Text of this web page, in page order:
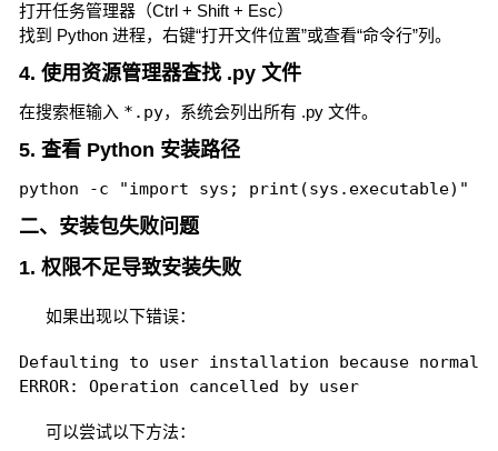
打开任务管理器（Ctrl + Shift + Esc）
找到 Python 进程，右键“打开文件位置”或查看“命令行”列。
4. 使用资源管理器查找 .py 文件
在搜索框输入 *.py，系统会列出所有 .py 文件。
5. 查看 Python 安装路径
python -c "import sys; print(sys.executable)"
二、安装包失败问题
1. 权限不足导致安装失败
如果出现以下错误：
Defaulting to user installation because normal
ERROR: Operation cancelled by user
可以尝试以下方法：